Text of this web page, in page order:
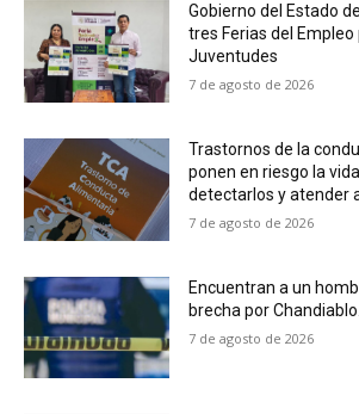
Gobierno del Estado
tres Ferias del Empleo
Juventudes
7 de agosto de 2026
Trastornos de la
ponen en riesgo la
detectarlos y atender
7 de agosto de 2026
Encuentran a un
brecha por Chandiablo.
7 de agosto de 2026